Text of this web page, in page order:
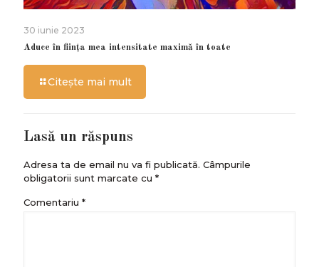
30 iunie 2023
Aduce în ființa mea intensitate maximă în toate
Citește mai mult
Lasă un răspuns
Adresa ta de email nu va fi publicată. Câmpurile
obligatorii sunt marcate cu *
Comentariu *